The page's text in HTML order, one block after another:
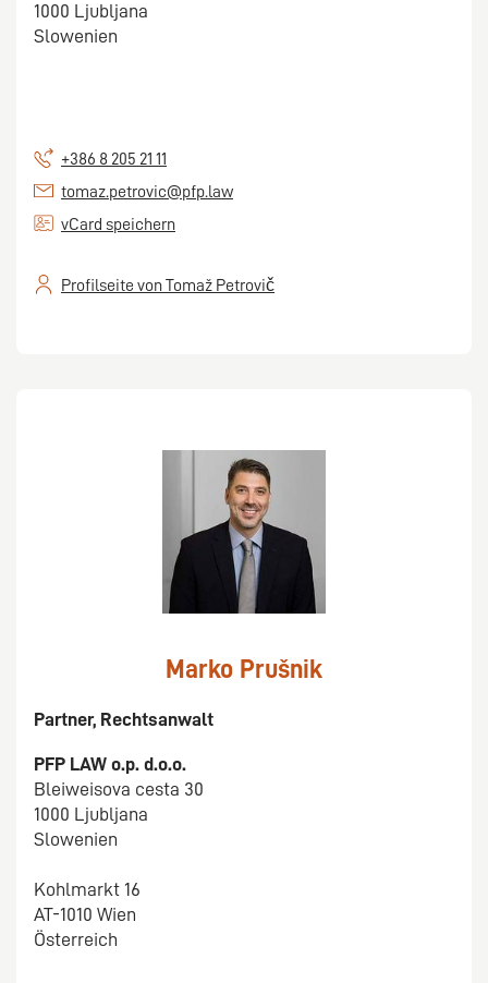
1000 Ljubljana
Slowenien
+386 8 205 21 11
tomaz.petrovic@pfp.law
vCard speichern
Profilseite von Tomaž Petrovič
Marko Prušnik
Partner, Rechtsanwalt
PFP LAW o.p. d.o.o.
Bleiweisova cesta 30
1000 Ljubljana
Slowenien
Kohlmarkt 16
AT-1010 Wien
Österreich